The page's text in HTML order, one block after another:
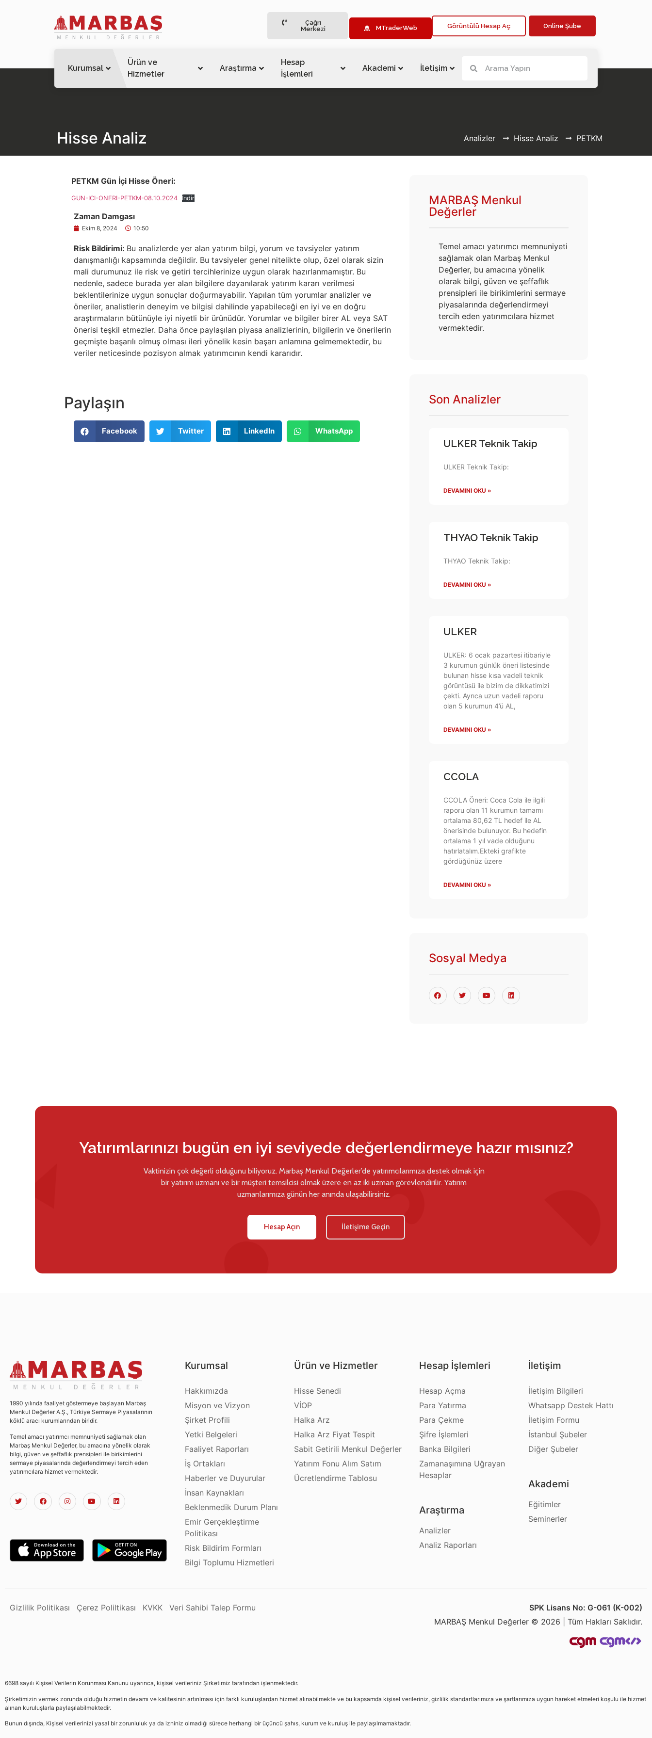
Çağrı
Merkezi
MTraderWeb Görüntülü Hesap Aç Online Şube
Kurumsal
Ürün ve
Hizmetler
Araştırma
Hesap
İşlemleri
Akademi İletişim
Hisse Analiz Analizler Hisse Analiz PETKM
PETKM Gün İçi Hisse Öneri:
GUN-ICI-ONERI-PETKM-08.10.2024 İndir
Zaman Damgası
Ekim 8, 2024 10:50
Risk Bildirimi: Bu analizlerde yer alan yatırım bilgi, yorum ve tavsiyeler yatırım
danışmanlığı kapsamında değildir. Bu tavsiyeler genel nitelikte olup, özel olarak sizin
mali durumunuz ile risk ve getiri tercihlerinize uygun olarak hazırlanmamıştır. Bu
nedenle, sadece burada yer alan bilgilere dayanılarak yatırım kararı verilmesi
beklentilerinize uygun sonuçlar doğurmayabilir. Yapılan tüm yorumlar analizler ve
öneriler, analistlerin deneyim ve bilgisi dahilinde yapabileceği en iyi ve en doğru
araştırmaların bütünüyle iyi niyetli bir ürünüdür. Yorumlar ve bilgiler birer AL veya SAT
önerisi teşkil etmezler. Daha önce paylaşılan piyasa analizlerinin, bilgilerin ve önerilerin
geçmişte başarılı olmuş olması ileri yönelik kesin başarı anlamına gelmemektedir, bu
veriler neticesinde pozisyon almak yatırımcının kendi kararıdır.
Paylaşın
Facebook Twitter LinkedIn WhatsApp
MARBAŞ Menkul
Değerler
Temel amacı yatırımcı memnuniyeti
sağlamak olan Marbaş Menkul
Değerler, bu amacına yönelik
olarak bilgi, güven ve şeffaflık
prensipleri ile birikimlerini sermaye
piyasalarında değerlendirmeyi
tercih eden yatırımcılara hizmet
vermektedir.
Son Analizler
ULKER Teknik Takip
ULKER Teknik Takip:
DEVAMINI OKU »
THYAO Teknik Takip
THYAO Teknik Takip:
DEVAMINI OKU »
ULKER
ULKER: 6 ocak pazartesi itibariyle
3 kurumun günlük öneri listesinde
bulunan hisse kısa vadeli teknik
görüntüsü ile bizim de dikkatimizi
çekti. Ayrıca uzun vadeli raporu
olan 5 kurumun 4’ü AL,
DEVAMINI OKU »
CCOLA
CCOLA Öneri: Coca Cola ile ilgili
raporu olan 11 kurumun tamamı
ortalama 80,62 TL hedef ile AL
önerisinde bulunuyor. Bu hedefin
ortalama 1 yıl vade olduğunu
hatırlatalım.Ekteki grafikte
gördüğünüz üzere
DEVAMINI OKU »
Sosyal Medya
Yatırımlarınızı bugün en iyi seviyede değerlendirmeye hazır mısınız?
Vaktinizin çok değerli olduğunu biliyoruz. Marbaş Menkul Değerler’de yatırımcılarımıza destek olmak için
bir yatırım uzmanı ve bir müşteri temsilcisi olmak üzere en az iki uzman görevlendirilir. Yatırım
uzmanlarımıza günün her anında ulaşabilirsiniz.
Hesap Açın İletişime Geçin
1990 yılında faaliyet göstermeye başlayan Marbaş
Menkul Değerler A.Ş., Türkiye Sermaye Piyasalarının
köklü aracı kurumlarından biridir.
Temel amacı yatırımcı memnuniyeti sağlamak olan
Marbaş Menkul Değerler, bu amacına yönelik olarak
bilgi, güven ve şeffaflık prensipleri ile birikimlerini
sermaye piyasalarında değerlendirmeyi tercih eden
yatırımcılara hizmet vermektedir.
Kurumsal
Hakkımızda
Misyon ve Vizyon
Şirket Profili
Yetki Belgeleri
Faaliyet Raporları
İş Ortakları
Haberler ve Duyurular
İnsan Kaynakları
Beklenmedik Durum Planı
Emir Gerçekleştirme
Politikası
Risk Bildirim Formları
Bilgi Toplumu Hizmetleri
Ürün ve Hizmetler
Hisse Senedi
VİOP
Halka Arz
Halka Arz Fiyat Tespit
Sabit Getirili Menkul Değerler
Yatırım Fonu Alım Satım
Ücretlendirme Tablosu
Hesap İşlemleri
Hesap Açma
Para Yatırma
Para Çekme
Şifre İşlemleri
Banka Bilgileri
Zamanaşımına Uğrayan
Hesaplar
Araştırma
Analizler
Analiz Raporları
İletişim
İletişim Bilgileri
Whatsapp Destek Hattı
İletişim Formu
İstanbul Şubeler
Diğer Şubeler
Akademi
Eğitimler
Seminerler
Gizlilik Politikası Çerez Poliltikası KVKK Veri Sahibi Talep Formu
SPK Lisans No: G-061 (K-002)
MARBAŞ Menkul Değerler © 2026 | Tüm Hakları Saklıdır.
6698 sayılı Kişisel Verilerin Korunması Kanunu uyarınca, kişisel verileriniz Şirketimiz tarafından işlenmektedir.
Şirketimizin vermek zorunda olduğu hizmetin devamı ve kalitesinin artırılması için farklı kuruluşlardan hizmet alınabilmekte ve bu kapsamda kişisel verileriniz, gizlilik standartlarımıza ve şartlarımıza uygun hareket etmeleri koşulu ile hizmet
alınan kuruluşlarla paylaşılabilmektedir.
Bunun dışında, Kişisel verilerinizi yasal bir zorunluluk ya da izniniz olmadığı sürece herhangi bir üçüncü şahıs, kurum ve kuruluş ile paylaşılmamaktadır.